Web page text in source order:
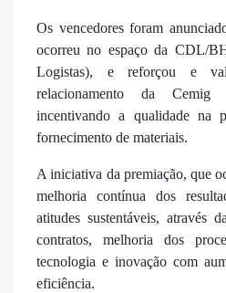
Os vencedores foram
ocorreu no espaço da CDL/
Logistas), e reforçou e
relacionamento da Cemig
incentivando a qualidade na
fornecimento de materiais.
A iniciativa da premiação, que
melhoria contínua dos
atitudes sustentáveis, através
contratos, melhoria dos
tecnologia e inovação com
eficiência.